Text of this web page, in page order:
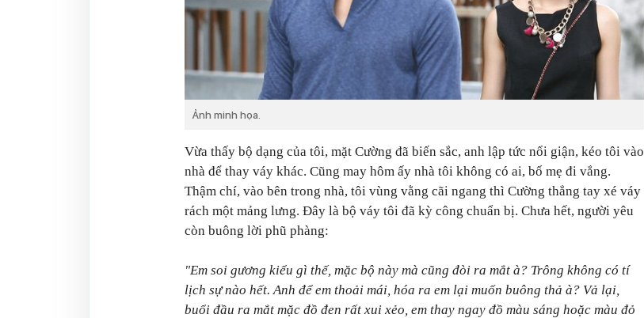
Ảnh minh họa.
Vừa thấy bộ dạng của tôi, mặt Cường đã biến sắc, anh lập tức nổi giận, kéo tôi vào
nhà để thay váy khác. Cũng may hôm ấy nhà tôi không có ai, bố mẹ đi vắng.
Thậm chí, vào bên trong nhà, tôi vùng vằng cãi ngang thì Cường thẳng tay xé váy
rách một mảng lưng. Đây là bộ váy tôi đã kỳ công chuẩn bị. Chưa hết, người yêu
còn buông lời phũ phàng:
"Em soi gương kiểu gì thế, mặc bộ này mà cũng đòi ra mắt à? Trông không có tí
lịch sự nào hết. Anh để em thoải mái, hóa ra em lại muốn buông thả à? Vả lại,
buổi đầu ra mắt mặc đồ đen rất xui xẻo, em thay ngay đồ màu sáng hoặc màu đỏ